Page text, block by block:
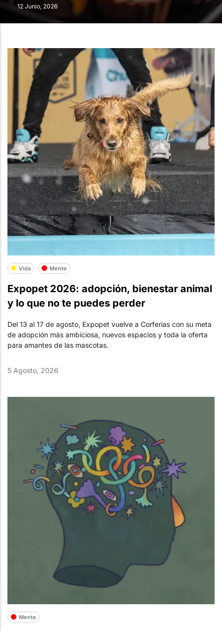
12 Junio, 2026
Vida Mente
Expopet 2026: adopción, bienestar animal
y lo que no te puedes perder
Del 13 al 17 de agosto, Expopet vuelve a Corferias con su meta
de adopción más ambiciosa, nuevos espacios y toda la oferta
para amantes de las mascotas.
5 Agosto, 2026
Mente